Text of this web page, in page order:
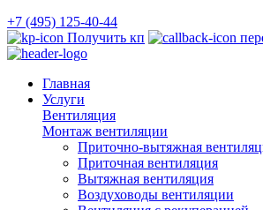
+7 (495) 125-40-44
Получить кп
Главная
Услуги
Вентиляция
Монтаж вентиляции
Приточно-вытяжная
Приточная вентиляция
Вытяжная вентиляция
Воздуховоды вентиляции